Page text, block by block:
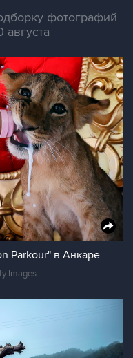
фотографий
Parkour" в Анкаре
Images